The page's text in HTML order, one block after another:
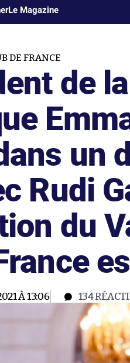
Le Magazine
DE FRANCE
de la
un
Rudi
du
À 13:06 134